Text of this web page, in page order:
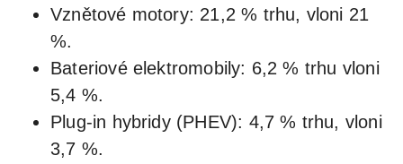
Vznětové motory: 21,2 % trhu, vloni 21
%.
Bateriové elektromobily: 6,2 % trhu vloni
5,4 %.
Plug-in hybridy (PHEV): 4,7 % trhu, vloni
3,7 %.